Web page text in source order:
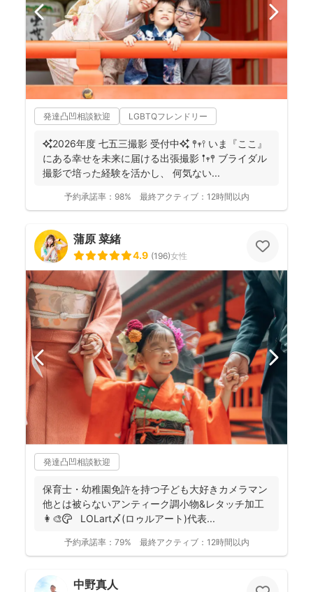
発達凸凹相談歓迎 LGBTQフレンドリー
✨2026年度 七五三撮影 受付中✨ 𖤣𖥧𖥣 いま『ここ』
にある幸せを未来に届ける出張撮影 𖡡𖥧𖤣 ブライダル
撮影で培った経験を活かし、 何気ない...
予約承諾率： 98% 最終アクティブ： 12時間以内
蒲原 菜緒
4.9 (196)女性
発達凸凹相談歓迎
保育士・幼稚園免許を持つ子ども大好きカメラマン
他とは被らないアンティーク調小物&レタッチ加工
👩‍🎨🎨 LOLart〆(ロゥルアート)代表...
予約承諾率： 79% 最終アクティブ： 12時間以内
中野真人